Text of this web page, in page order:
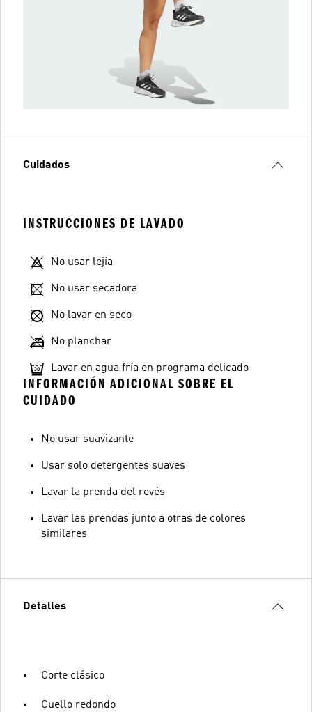
Cuidados
INSTRUCCIONES DE LAVADO
No usar lejía
No usar secadora
No lavar en seco
No planchar
Lavar en agua fría en programa delicado
INFORMACIÓN ADICIONAL SOBRE EL
CUIDADO
No usar suavizante
Usar solo detergentes suaves
Lavar la prenda del revés
Lavar las prendas junto a otras de colores
similares
Detalles
Corte clásico
Cuello redondo